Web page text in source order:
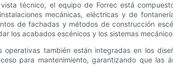
técnico, el equipo de Forrec está
mecánicas, eléctricas y de
de fachadas y métodos de construcción
los acabados escénicos y los sistemas
operativas también están integradas en los
para mantenimiento, garantizando que las